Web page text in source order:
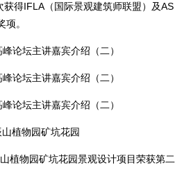
获得IFLA（国际景观建筑师联盟）及AS
。
山植物园矿坑花园
物园矿坑花园景观设计项目荣获第二